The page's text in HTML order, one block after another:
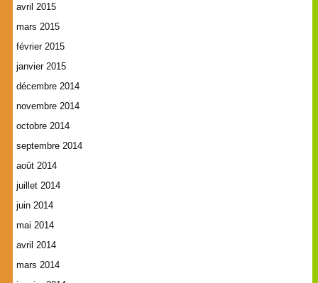
avril 2015
mars 2015
février 2015
janvier 2015
décembre 2014
novembre 2014
octobre 2014
septembre 2014
août 2014
juillet 2014
juin 2014
mai 2014
avril 2014
mars 2014